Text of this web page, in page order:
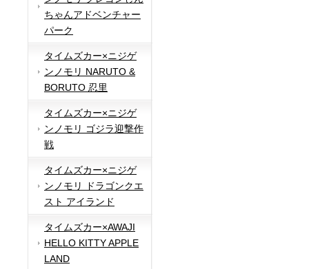
ちゃんアドベンチャー
パーク
タイムズカー×ニジゲ
ンノモリ NARUTO &
BORUTO 忍里
タイムズカー×ニジゲ
ンノモリ ゴジラ迎撃作
戦
タイムズカー×ニジゲ
ンノモリ ドラゴンクエ
スト アイランド
タイムズカー×AWAJI
HELLO KITTY APPLE
LAND